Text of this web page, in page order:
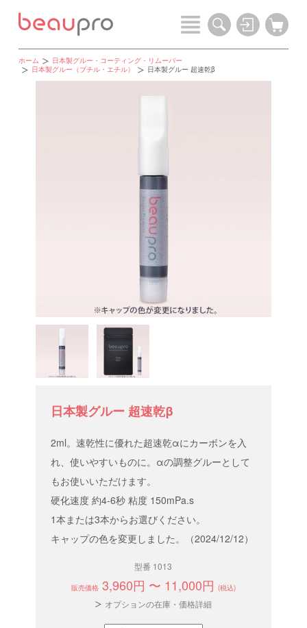
ホーム
日本製グルー・コーティング・リムーバー
日本製グルー（ブチル・エチル）
日本製グルー 超速乾β
日本製グルー 超速乾β
2ml。速乾性に優れた超速乾αにカーボンを入
れ、使いやすいものに。αの調整グルーとして
もお使いいただけます。
硬化速度 約4-6秒 粘度 150mPa.s
1本または3本からお選びください。
キャップの色を変更しました。（2024/12/12）
型番 1013
販売価格 3,960円 〜 11,000円 (税込)
オプションの在庫・価格詳細